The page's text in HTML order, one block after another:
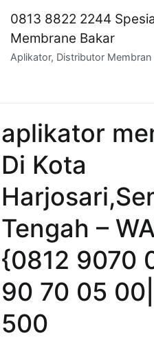
content
0813 8822 2244
Membrane Bakar
Aplikator, Distributor Membran
aplikator
Di Kota
Tengah –
{0812 9070
90 70 05
500